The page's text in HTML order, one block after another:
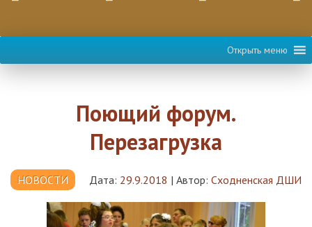
Открыть меню
Поющий форум.
Перезагрузка
НОВОСТИ Дата: 29.9.2018 | Автор: Сходненская ДШИ